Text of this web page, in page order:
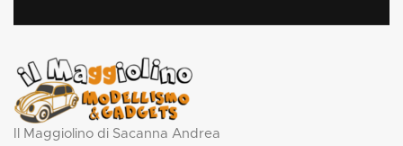
Il Maggiolino di Sacanna Andrea